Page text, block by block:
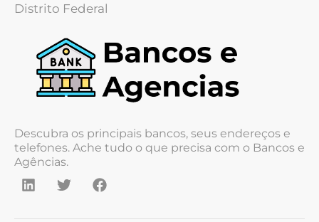
Distrito Federal
Descubra os principais bancos, seus endereços e
telefones. Ache tudo o que precisa com o Bancos e
Agências.